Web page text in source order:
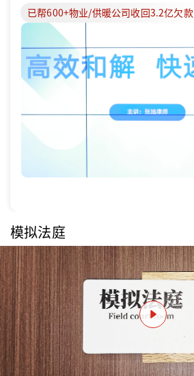
已帮600+物业/供暖公司收回3.2亿欠款
模拟法庭